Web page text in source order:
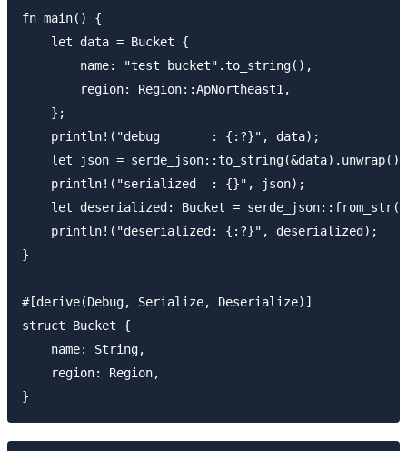
fn main() {
    let data = Bucket {
        name: "test bucket".to_string(),
        region: Region::ApNortheast1,
    };
    println!("debug       : {:?}", data);
    let json = serde_json::to_string(&data).unwrap();
    println!("serialized  : {}", json);
let deserialized: Bucket =
    println!("deserialized: {:?}", deserialized);
}
#[derive(Debug, Serialize, Deserialize)]
struct Bucket {
    name: String,
    region: Region,